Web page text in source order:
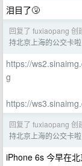
泪目了🤧
回复了 fuxiaopang 创
持北京上海的公交卡啦
https://
g
https://
回复了 fuxiaopang 创
持北京上海的公交卡啦
iPhone 6s 今早在北